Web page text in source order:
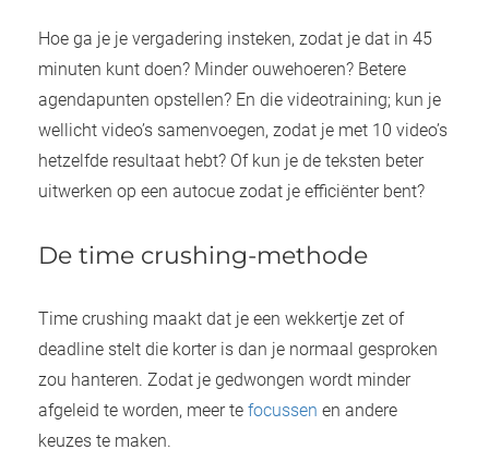
Hoe ga je je vergadering insteken, zodat je dat in 45
minuten kunt doen? Minder ouwehoeren? Betere
agendapunten opstellen? En die videotraining; kun je
wellicht video’s samenvoegen, zodat je met 10 video’s
hetzelfde resultaat hebt? Of kun je de teksten beter
uitwerken op een autocue zodat je efficiënter bent?
De time crushing-methode
Time crushing maakt dat je een wekkertje zet of
deadline stelt die korter is dan je normaal gesproken
zou hanteren. Zodat je gedwongen wordt minder
afgeleid te worden, meer te focussen en andere
keuzes te maken.